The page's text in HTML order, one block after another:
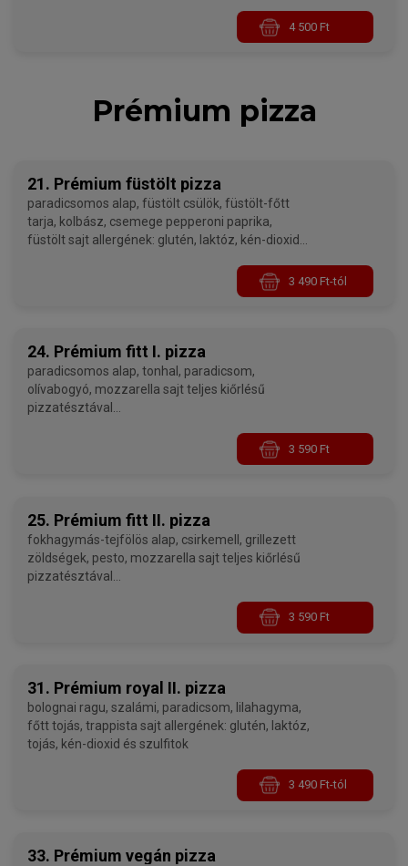
4 500 Ft
Prémium pizza
21. Prémium füstölt pizza
paradicsomos alap, füstölt csülök, füstölt-főtt
tarja, kolbász, csemege pepperoni paprika,
füstölt sajt allergének: glutén, laktóz, kén-dioxid
3 490 Ft-tól
24. Prémium fitt I. pizza
paradicsomos alap, tonhal, paradicsom,
olívabogyó, mozzarella sajt teljes kiőrlésű
pizzatésztával
3 590 Ft
25. Prémium fitt II. pizza
fokhagymás-tejfölös alap, csirkemell, grillezett
zöldségek, pesto, mozzarella sajt teljes kiőrlésű
pizzatésztával
3 590 Ft
31. Prémium royal II. pizza
bolognai ragu, szalámi, paradicsom, lilahagyma,
főtt tojás, trappista sajt allergének: glutén, laktóz,
tojás, kén-dioxid és szulfitok
3 490 Ft-tól
33. Prémium vegán pizza